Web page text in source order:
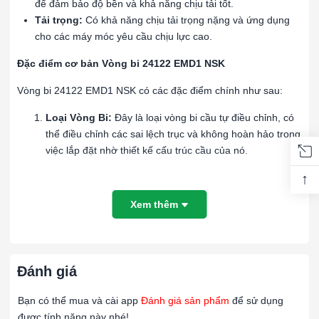
để đảm bảo độ bền và khả năng chịu tải tốt.
Tải trọng: Có khả năng chịu tải trọng nặng và ứng dụng
cho các máy móc yêu cầu chịu lực cao.
Đặc điểm cơ bản Vòng bi 24122 EMD1 NSK
Vòng bi 24122 EMD1 NSK có các đặc điểm chính như sau:
Loại Vòng Bi: Đây là loại vòng bi cầu tự điều chỉnh, có
thể điều chỉnh các sai lệch trục và không hoàn hảo trong
việc lắp đặt nhờ thiết kế cấu trúc cầu của nó.
năng tự căn chỉnh, cho phép nó bù đắp cho sự lệch trục
trong khi vẫn hoạt động hiệu quả, làm giảm ma sát và
trọng hướng tâm và tải trọng hướng trục. Điều này giúp
Vật Liệu: Thường được làm từ thép hợp kim chất lượng
Xem thêm
Đánh giá
Bạn có thể mua và cài app Đánh giá sản phẩm để sử dụng
↑